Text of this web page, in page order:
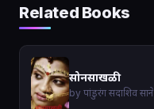
Related Books
सोनसाखळी
by पांडुरंग सदाशिव साने